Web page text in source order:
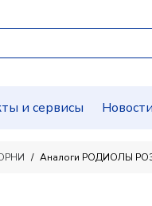
и сервисы
Аналоги РОДИОЛЫ